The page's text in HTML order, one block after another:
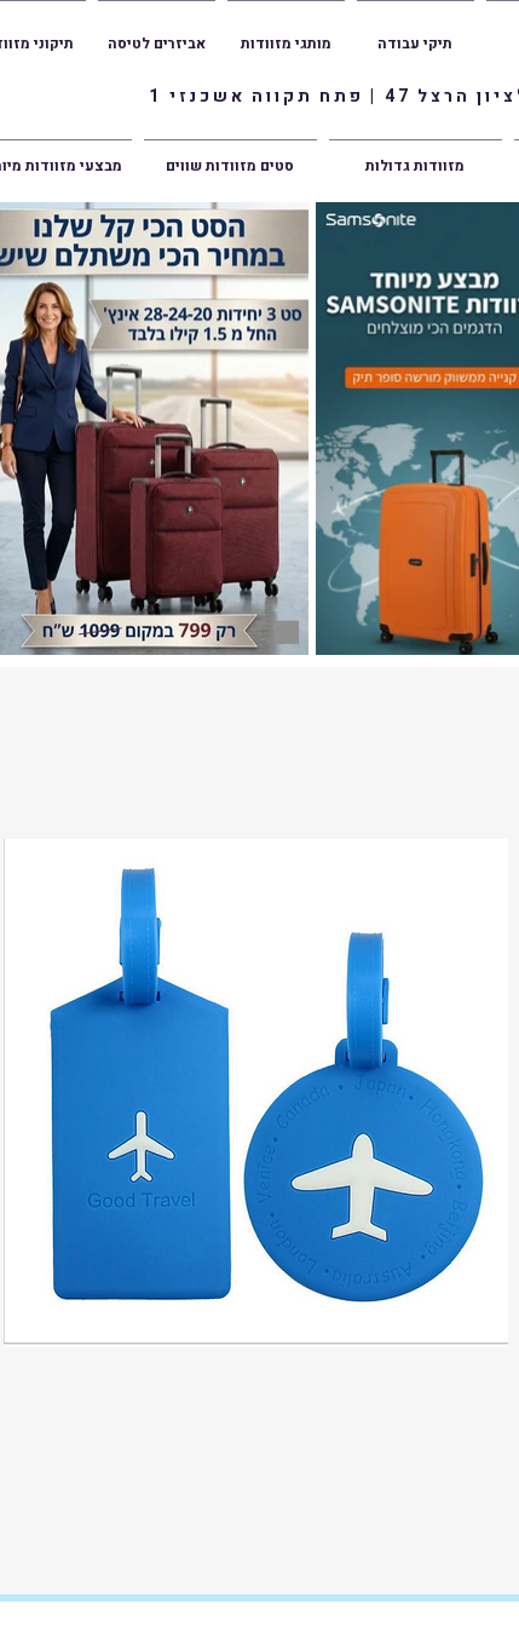
תיקוני אביזרים לטיסה מותגי מזוודות תיקי עבודה
מבצעי מזוודות סטים מזוודות שווים מזוודות גדולות